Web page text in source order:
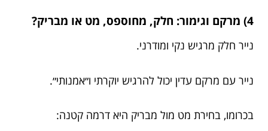
4) מרקם וגימור: חלק, מחוספס, מט או מבריק?
נייר חלק מרגיש נקי ומודרני.
נייר עם מרקם עדין יכול להרגיש יוקרתי ו״אמנותי״.
בכרומו, בחירת מט מול מבריק היא דרמה קטנה: